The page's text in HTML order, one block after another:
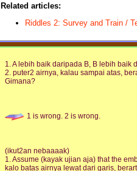
Related articles:
Riddles 2: Survey and Train /
1. A lebih baik daripada B, B lebih
2. puter2 airnya, kalau sampai atas,
Gimana?
1 is wrong. 2 is wrong.
(ikut2an nebaaaak)
1. Assume (kayak ujian aja) that the
kalo batas airnya lewat dari garis,